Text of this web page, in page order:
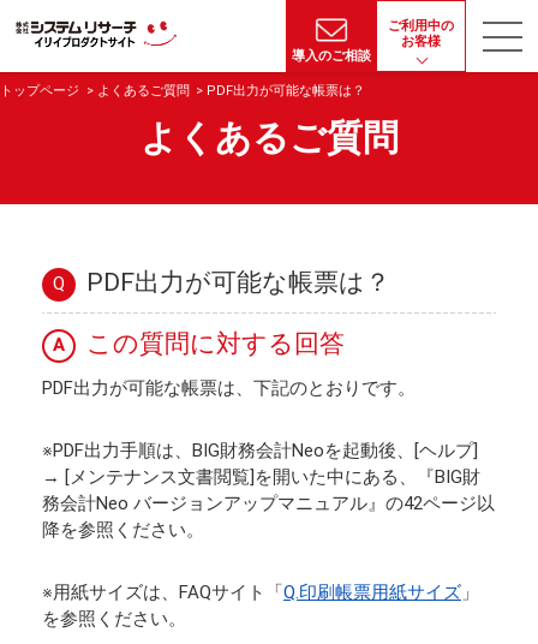
導入のご相談
ご利用中の
お客様
トップページ よくあるご質問 PDF出力が可能な帳票は？
よくあるご質問
Q PDF出力が可能な帳票は？
A この質問に対する回答
PDF出力が可能な帳票は、下記のとおりです。
※PDF出力手順は、BIG財務会計Neoを起動後、[ヘルプ]
→ [メンテナンス文書閲覧]を開いた中にある、『BIG財
務会計Neo バージョンアップマニュアル』の42ページ以
降を参照ください。
※用紙サイズは、FAQサイト「Q.印刷帳票用紙サイズ 」
を参照ください。